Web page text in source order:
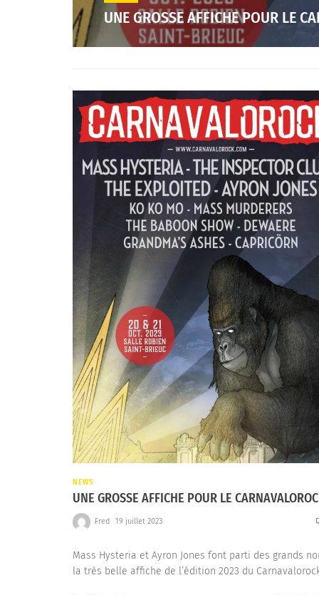
UNE GROSSE AFFICHE POUR LE
NEWS
UNE GROSSE AFFICHE POUR LE
Fred 19 juillet 2023
Mass Hysteria et Ayron Jones font parti des grands
la très belle affiche de l’édition 2023 du